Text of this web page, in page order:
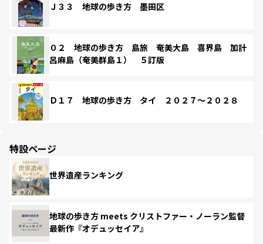
Ｊ３３ 地球の歩き方 墨田区
０２ 地球の歩き方 島旅 奄美大島 喜界島 加計
呂麻島（奄美群島１） ５訂版
Ｄ１７ 地球の歩き方 タイ ２０２７～２０２８
特設ページ
世界遺産ランキング
地球の歩き方 meets クリストファー・ノーラン監督
最新作『オデュッセイア』